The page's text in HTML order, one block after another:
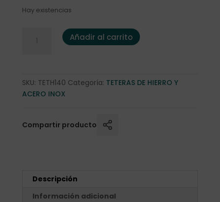
Hay existencias
Tetsubin "Solar" 1,2l. ROJA cantidad
Añadir al carrito
SKU: TETH140 Categoría: TETERAS DE HIERRO Y
ACERO INOX
Compartir producto
Descripción
Información adicional